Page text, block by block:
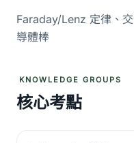
Faraday/Lenz 定律、
導體棒
KNOWLEDGE GROUPS
核心考點